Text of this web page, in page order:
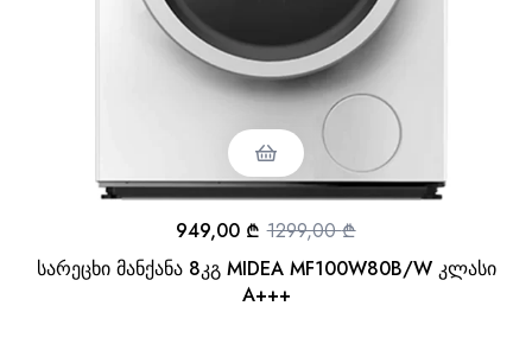
სარეცხი მანქანა 8კგ MIDEA MF100W80B/W კლასი
A+++
1299,00₾
949,00 ₾